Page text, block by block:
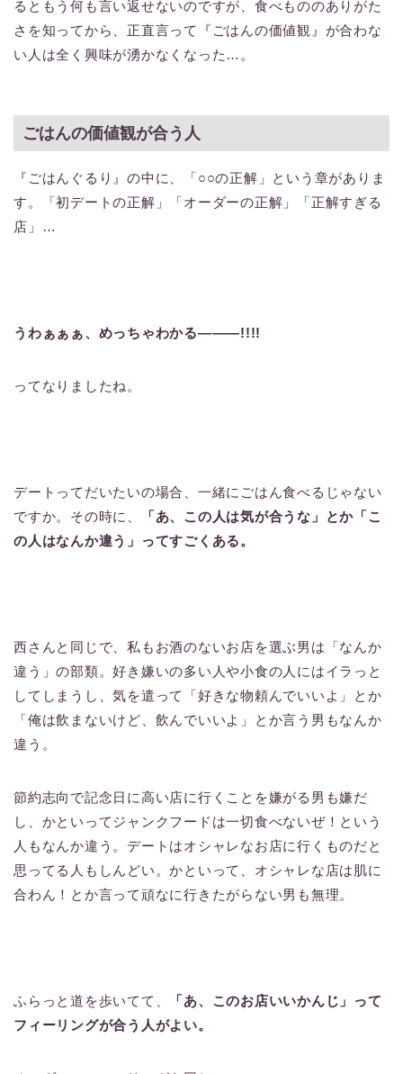
るともう何も言い返せないのですが、食べもののありがた
さを知ってから、正直言って『ごはんの価値観』が合わな
い人は全く興味が湧かなくなった…。
ごはんの価値観が合う人
『ごはんぐるり』の中に、「○○の正解」という章がありま
す。「初デートの正解」「オーダーの正解」「正解すぎる
店」…
うわぁぁぁ、めっちゃわかる―――!!!!
ってなりましたね。
デートってだいたいの場合、一緒にごはん食べるじゃない
ですか。その時に、
「あ、この人は気が合うな」とか「こ
の人はなんか違う」ってすごくある。
西さんと同じで、私もお酒のないお店を選ぶ男は「なんか
違う」の部類。好き嫌いの多い人や小食の人にはイラっと
してしまうし、気を遣って「好きな物頼んでいいよ」とか
「俺は飲まないけど、飲んでいいよ」とか言う男もなんか
違う。
節約志向で記念日に高い店に行くことを嫌がる男も嫌だ
し、かといってジャンクフードは一切食べないぜ！という
人もなんか違う。デートはオシャレなお店に行くものだと
思ってる人もしんどい。かといって、オシャレな店は肌に
合わん！とか言って頑なに行きたがらない男も無理。
ふらっと道を歩いてて、
「あ、このお店いいかんじ」って
フィーリングが合う人がよい。